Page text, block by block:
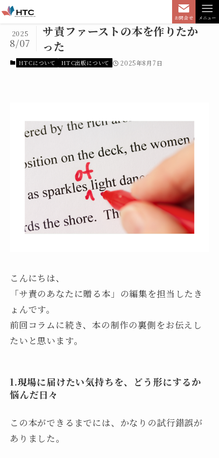
お問合せ メニュー
サ責ファーストの本を作りたか
った
2025
8/07
HTCについて HTC出版について 2025年8月7日
こんにちは、
「サ責のあなたに贈る本」の編集を担当したき
ょんです。
前回コラムに続き、本の制作の裏側をお伝えし
たいと思います。
1.現場に届けたい気持ちを、どう形にするか
悩んだ日々
この本ができるまでには、かなりの試行錯誤が
ありました。